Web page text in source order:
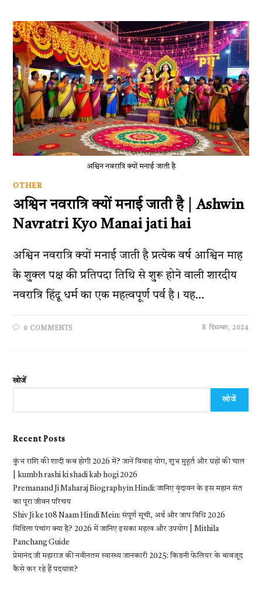
अश्विन नवरात्रि क्यों मनाई जाती है
OTHER
अश्विन नवरात्रि क्यों मनाई जाती है | Ashwin
Navratri Kyo Manai jati hai
अश्विन नवरात्रि क्यों मनाई जाती है प्रत्येक वर्ष आश्विन माह
के शुक्ल पक्ष की प्रतिपदा तिथि से शुरू होने वाली शारदीय
नवरात्रि हिंदू धर्म का एक महत्वपूर्ण पर्व है। यह…
0 COMMENTS 8 दिसम्बर, 2024
खोजें
खोजें
Recent Posts
कुंभ राशि की शादी कब होगी 2026 में? जानें विवाह योग, शुभ मुहूर्त और ग्रहों की चाल
| kumbh rashi ki shadi kab hogi 2026
Premanand Ji Maharaj Biography in Hindi: जानिए वृंदावन के इस महान संत
का पूरा जीवन परिचय
Shiv Ji ke 108 Naam Hindi Mein: संपूर्ण सूची, अर्थ और जाप विधि 2026
मिथिला पंचांग क्या है? 2026 में जानिए इसका महत्व और उपयोग | Mithila
Panchang Guide
प्रेमानंद जी महाराज की नवीनतम स्वास्थ्य जानकारी 2025: किडनी फेलियर के बावजूद
कैसे कर रहे हैं पदयात्रा?